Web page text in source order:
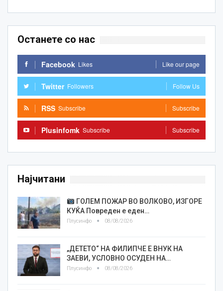
Останете со нас
Facebook Likes Like our page
Twitter Followers Follow Us
RSS Subscribe Subscribe
Plusinfomk Subscribe Subscribe
Најчитани
ГОЛЕМ ПОЖАР ВО ВОЛКОВО, ИЗГОРЕ
КУЌА Повреден е еден…
Плусинфо 08/08/2026
„ДЕТЕТО“ НА ФИЛИПЧЕ Е ВНУК НА
ЗАЕВИ, УСЛОВНО ОСУДЕН НА…
Плусинфо 08/08/2026